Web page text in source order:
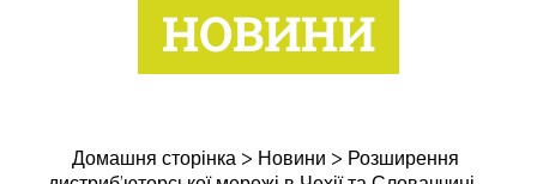
НОВИНИ
Домашня сторінка > Новини > Розширення